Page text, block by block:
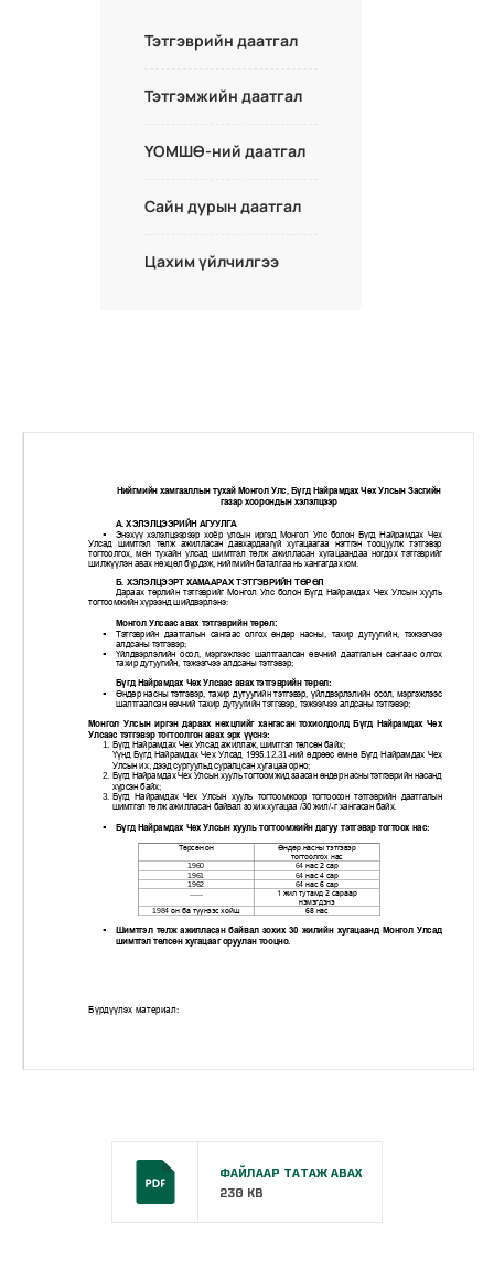
Тэтгэврийн даатгал
Тэтгэмжийн даатгал
ҮОМШӨ-ний даатгал
Сайн дурын даатгал
Цахим үйлчилгээ
ФАЙЛААР ТАТАЖ АВАХ
230 KB